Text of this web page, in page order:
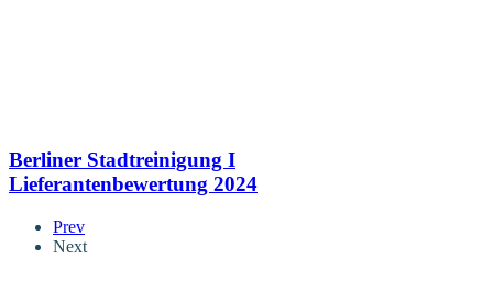
Berliner Stadtreinigung I
Lieferantenbewertung 2024
Prev
Next